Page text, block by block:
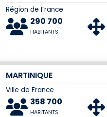
Région de France
290 700
HABITANTS
MARTINIQUE
Ville de France
358 700
HABITANTS